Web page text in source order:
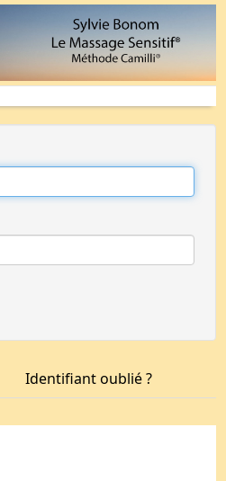
Identifiant oublié ?